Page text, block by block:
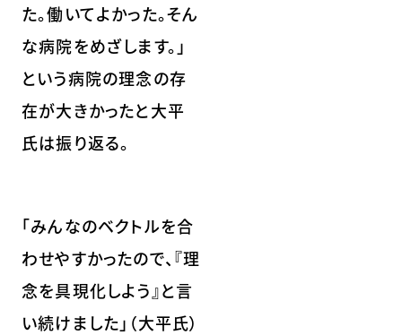
た。働いてよかった。そん
な病院をめざします。」
という病院の理念の存
在が大きかったと大平
氏は振り返る。
「みんなのベクトルを合
わせやすかったので、『理
念を具現化しよう』と言
い続けました」（大平氏）